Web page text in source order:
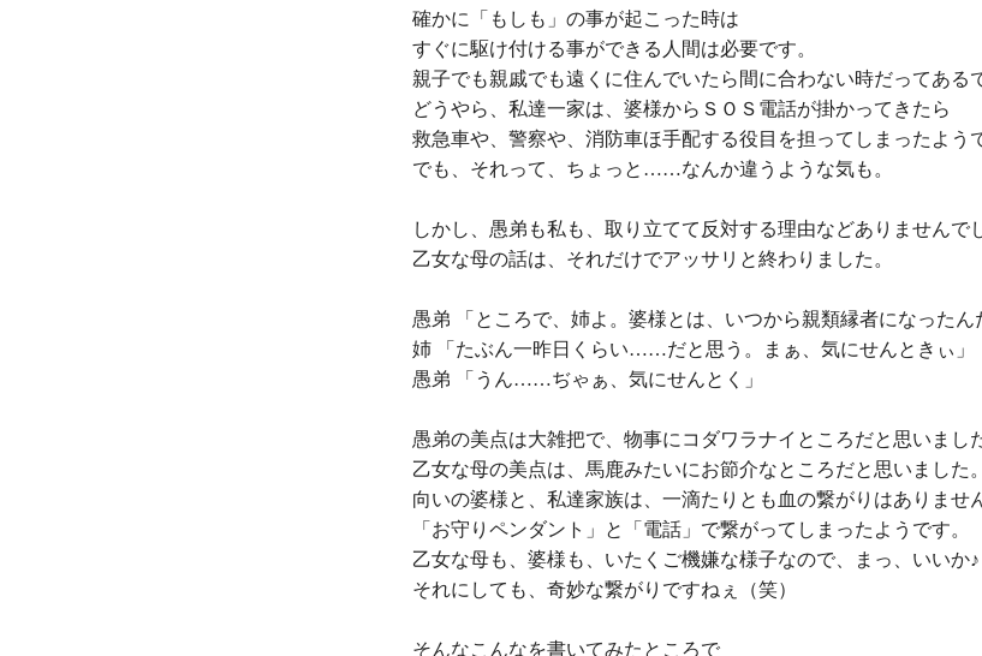
確かに「もしも」の事が起こった時は
すぐに駆け付ける事ができる人間は必要です。
親子でも親戚でも遠くに住んでいたら間に合わない時だってある
どうやら、私達一家は、婆様からＳＯＳ電話が掛かってきたら
救急車や、警察や、消防車ほ手配する役目を担ってしまったよう
でも、それって、ちょっと……なんか違うような気も。
しかし、愚弟も私も、取り立てて反対する理由などありませんで
乙女な母の話は、それだけでアッサリと終わりました。
愚弟 「ところで、姉よ。婆様とは、いつから親類縁者になったん
姉 「たぶん一昨日くらい……だと思う。まぁ、気にせんときぃ」
愚弟 「うん……ぢゃぁ、気にせんとく」
愚弟の美点は大雑把で、物事にコダワラナイところだと思いまし
乙女な母の美点は、馬鹿みたいにお節介なところだと思いました。
向いの婆様と、私達家族は、一滴たりとも血の繋がりはありませ
「お守りペンダント」と「電話」で繋がってしまったようです。
乙女な母も、婆様も、いたくご機嫌な様子なので、まっ、いいか♪
それにしても、奇妙な繋がりですねぇ（笑）
そんなこんなを書いてみたところで